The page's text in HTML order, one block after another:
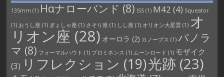
135mm (1) Hαナローバンド (8) ISS(1) M42 (4) Squeator
(1) おうし座 (1) ぎょしゃ座 (1) さそり座 (1) しし座 (1) オリオン大星雲(1) オ
リオン座 (28) オーロラ (2) カノープス (1) パノラ
マ (8) フォーマルハウト (1) プロミネンス (1) ムーンロード (1) モザイク
(3) リフレクション (19)光跡 (23)